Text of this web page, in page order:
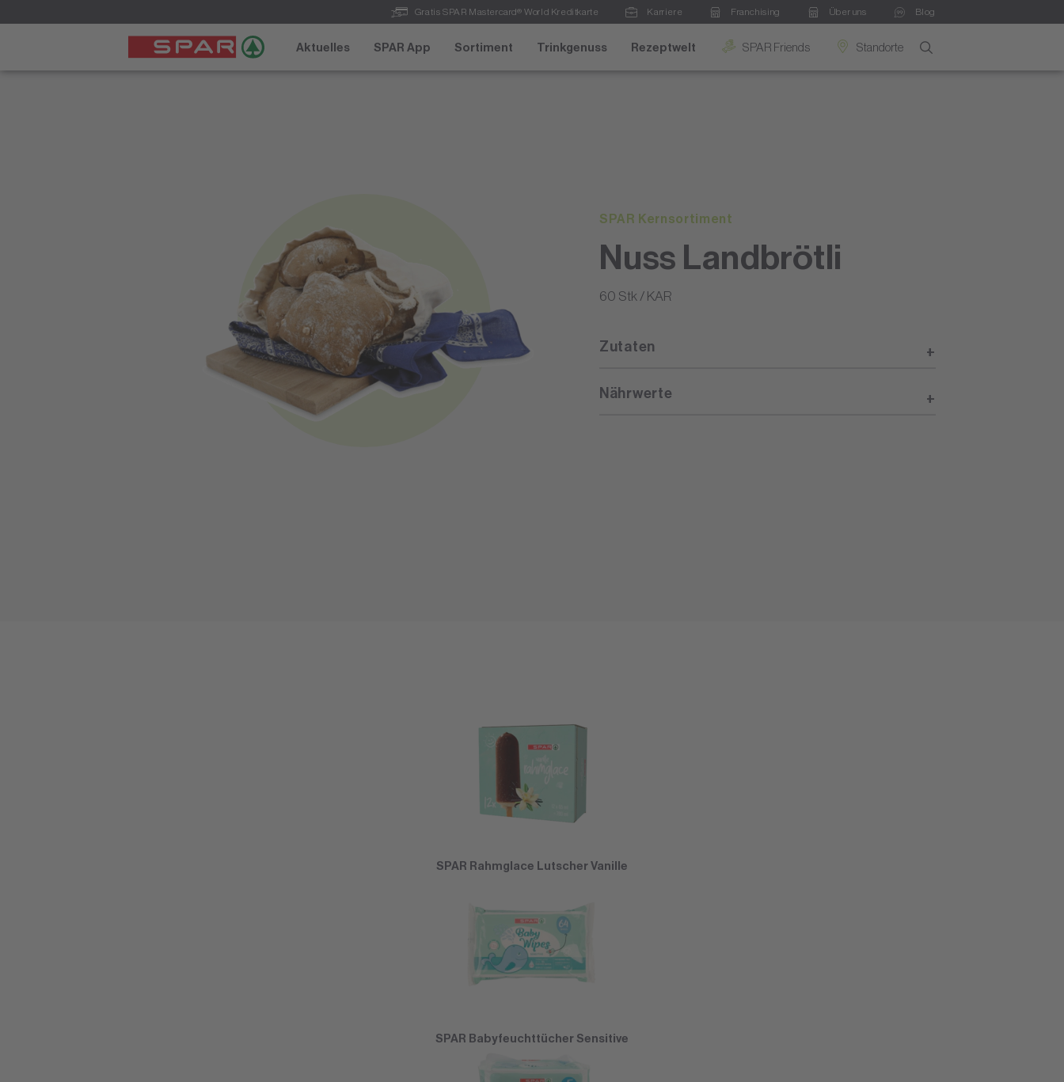
Gratis SPAR Mastercard® World Kreditkarte Karriere Franchising Über uns Blog
Aktuelles SPAR App Sortiment Trinkgenuss Rezeptwelt SPAR Friends Standorte
SPAR Kernsortiment
Nuss Landbrötli
60 Stk / KAR
Zutaten
Nährwerte
SPAR Rahmglace Lutscher Vanille
SPAR Babyfeuchttücher Sensitive